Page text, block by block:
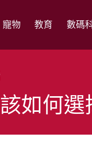
寵物 教育 數碼
如何選